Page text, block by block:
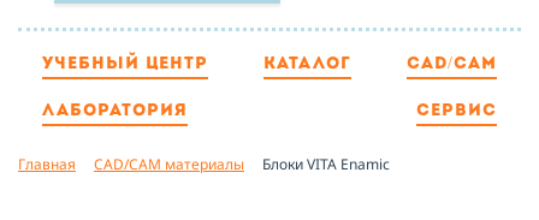
УЧЕБНЫЙ ЦЕНТР КАТАЛОГ CAD/CAM
ЛАБОРАТОРИЯ СЕРВИС
Главная CAD/CAM материалы Блоки VITA Enamic